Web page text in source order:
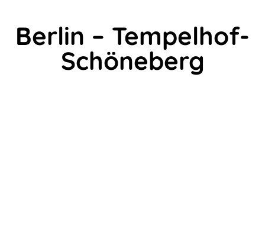
Berlin – Tempelhof-
Schöneberg